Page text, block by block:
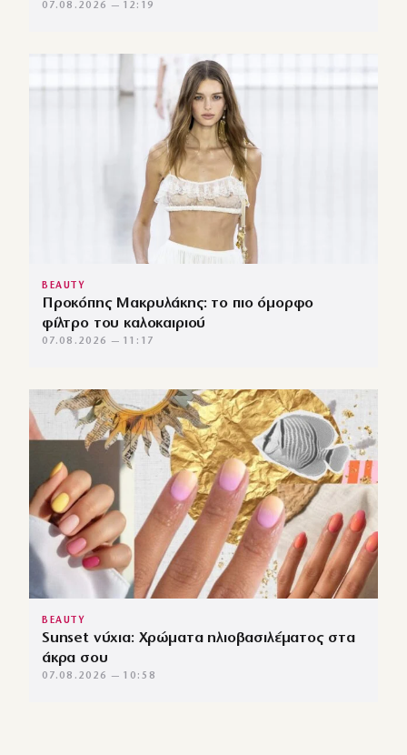
07.08.2026 — 12:19
BEAUTY
Προκόπης Μακρυλάκης: το πιο όμορφο
φίλτρο του καλοκαιριού
07.08.2026 — 11:17
BEAUTY
Sunset νύχια: Χρώματα ηλιοβασιλέματος στα
άκρα σου
07.08.2026 — 10:58